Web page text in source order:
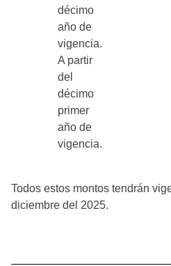
décimo
año de
vigencia.
A partir
del
décimo
primer
año de
vigencia.
Todos estos montos tendrán
diciembre del 2025.